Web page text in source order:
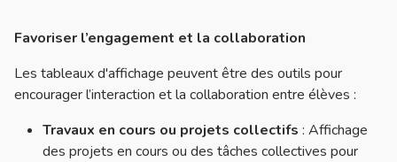
Favoriser l’engagement et la collaboration
Les tableaux d'affichage peuvent être des outils pour
encourager l’interaction et la collaboration entre élèves :
Travaux en cours ou projets collectifs : Affichage
des projets en cours ou des tâches collectives pour